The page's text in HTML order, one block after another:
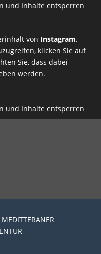
und Inhalte entsperren
von Instagram.
klicken Sie auf
Sie, dass dabei
werden.
und Inhalte entsperren